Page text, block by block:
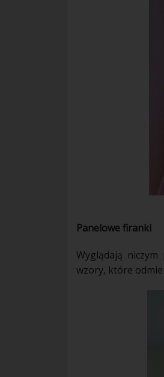
Panelowefiranki
Wyglądają niczym
wzory, które